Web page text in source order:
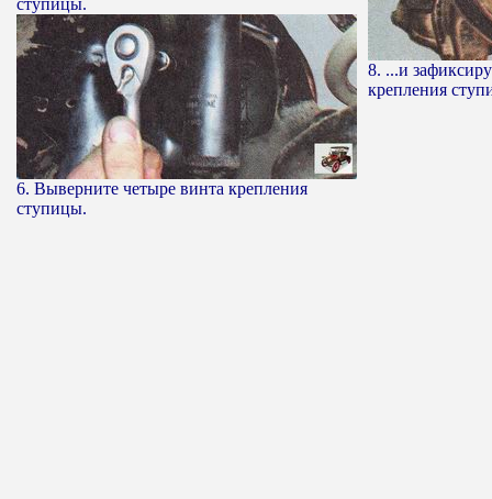
6. Выверните четыре винта крепления
ступицы.
8. ...и
крепления